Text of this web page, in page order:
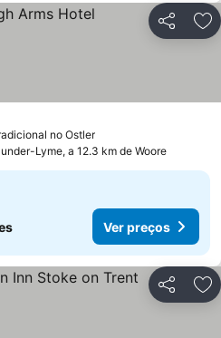
Partilhar
no Ostler
Lyme, a 12.3 km de Woore
Ver preços
Partilhar